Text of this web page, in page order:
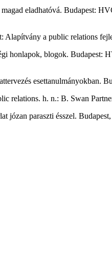
eladhatóvá. Budapest:
Alapítvány a public relations
honlapok, blogok.
esettanulmányokban.
relations. h. n.: B. Swan
józan paraszti ésszel. Budapest,